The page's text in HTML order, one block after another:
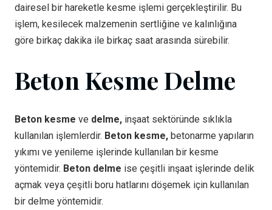
dairesel bir hareketle kesme işlemi gerçekleştirilir. Bu
işlem, kesilecek malzemenin sertliğine ve kalınlığına
göre birkaç dakika ile birkaç saat arasında sürebilir.
Beton Kesme Delme
Beton kesme ve delme, inşaat sektöründe sıklıkla
kullanılan işlemlerdir. Beton kesme, betonarme yapıların
yıkımı ve yenileme işlerinde kullanılan bir kesme
yöntemidir. Beton delme ise çeşitli inşaat işlerinde delik
açmak veya çeşitli boru hatlarını döşemek için kullanılan
bir delme yöntemidir.